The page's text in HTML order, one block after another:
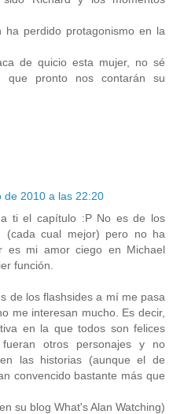
perdido protagonismo en la
de quicio esta mujer, no sé
pronto nos contarán su
de 2010 a las 22:20
ti el capítulo :P No es de los
(cada cual mejor) pero no ha
es mi amor ciego en Michael
función.
de los flashsides a mí me pasa
me interesan mucho. Es decir,
en la que todos son felices
otros personajes y no
las historias (aunque el de
convencido bastante más que
su blog What's Alan Watching)